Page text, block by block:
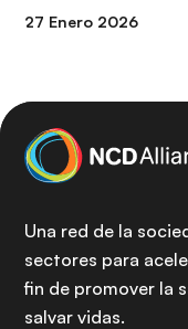
27 Enero 2026
Una red de la
sectores para
fin de promover la
salvar vidas.